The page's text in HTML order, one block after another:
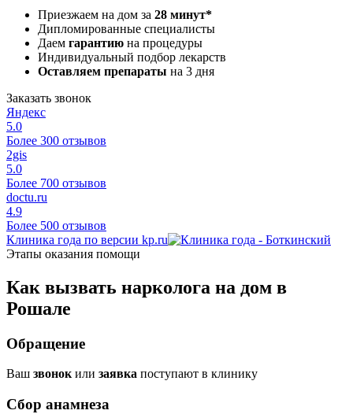
Приезжаем на дом за 28 минут*
Дипломированные специалисты
Даем гарантию на процедуры
Индивидуальный подбор лекарств
Оставляем препараты на 3 дня
Заказать звонок
Яндекс
5.0
Более 300 отзывов
2gis
5.0
Более 700 отзывов
doctu.ru
4.9
Более 500 отзывов
Клиника года по версии kp.ru
Этапы оказания помощи
Как вызвать нарколога на дом в
Рошале
Обращение
Ваш звонокили заявка поступают в клинику
Сбор анамнеза